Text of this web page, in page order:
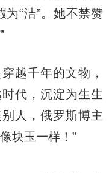
为“洁”。她不禁赞
越千年的文物，
代，沉淀为生生
人，俄罗斯博主
块玉一样！”